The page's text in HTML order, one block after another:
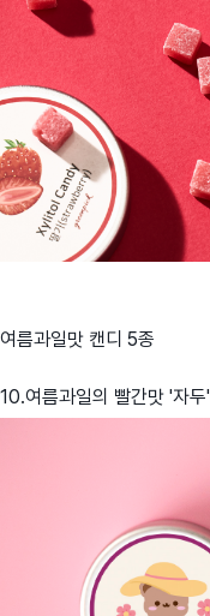
여름과일맛 캔디 5종
10.여름과일의 빨간맛 '자두'